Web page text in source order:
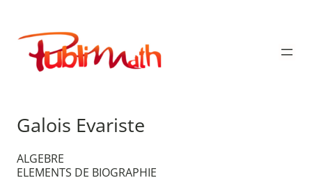
contenu
Publimath
Galois Evariste
ALGEBRE
ELEMENTS DE BIOGRAPHIE